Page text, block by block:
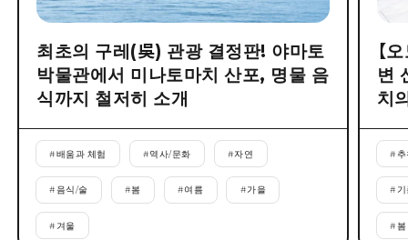
최초의 구레(吳) 관광 결정판! 야마토
박물관에서 미나토마치 산포, 명물 음
식까지 철저히 소개
#배움과 체험 #역사/문화 #자연
#음식/술 #봄 #여름 #가을
# 겨울
【
변
치
#
#
#봄